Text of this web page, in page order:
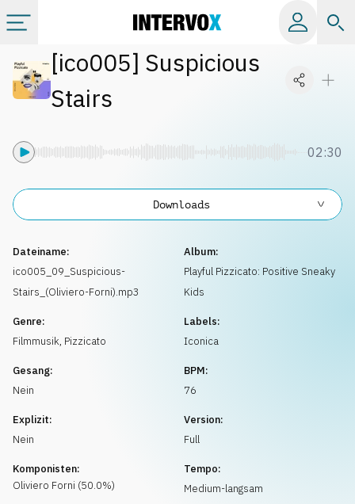
Kategorien
[ico005] Suspicious
Stairs
02:30
Dateiname:
ico005_09_Suspicious-
Stairs_(Oliviero-Forni).mp3
Album:
Playful Pizzicato: Positive Sneaky
Kids
Genre:
Filmmusik, Pizzicato
Labels:
Iconica
Gesang:
Nein
BPM:
76
Explizit:
Nein
Version:
Full
Komponisten:
Oliviero Forni (50.0%)
Tempo:
Medium-langsam
Downloads